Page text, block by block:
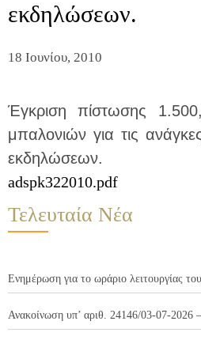
εκδηλώσεων.
18 Ιουνίου, 2010
Έγκριση πίστωσης
μπαλονιών για τις
εκδηλώσεων.
adspk322010.pdf
Τελευταία Νέα
Ενημέρωση για το ωράριο λειτουργίας
Ανακοίνωση υπ’ αριθ. 24146/03-07-2026